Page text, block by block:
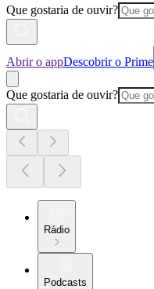
Que gostaria de ouvir?
Abrir o appDescobrir o Prime
Que gostaria de ouvir?
Rádio
Podcasts